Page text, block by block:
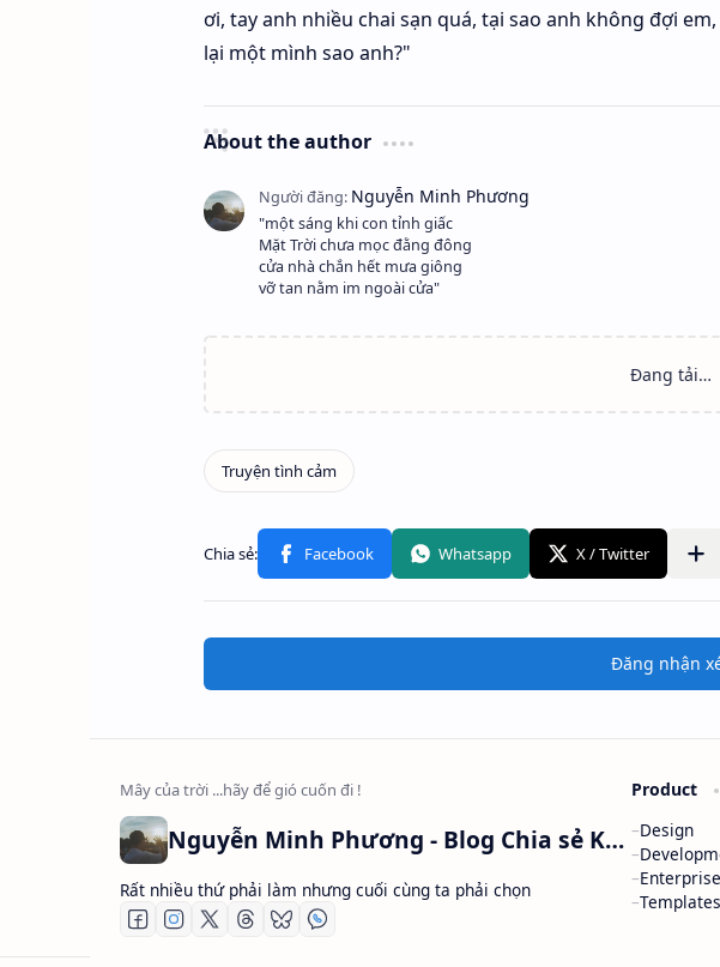
ơi, tay anh nhiều chai sạn quá, tại sao anh không đợi
lại một mình sao anh?"
About the author
"một sáng khi con tỉnh giấc
Mặt Trời chưa mọc đằng đông
cửa nhà chắn hết mưa giông
vỡ tan nằm im ngoài cửa"
Đăng nhận
Nguyễn Minh Phương - Blog Chia sẻ Kiến thức Chứng khoán & Tài liệu Toán học
Rất nhiều thứ phải làm nhưng cuối cùng ta phải chọn
Product
Design
Enterprise
Templates